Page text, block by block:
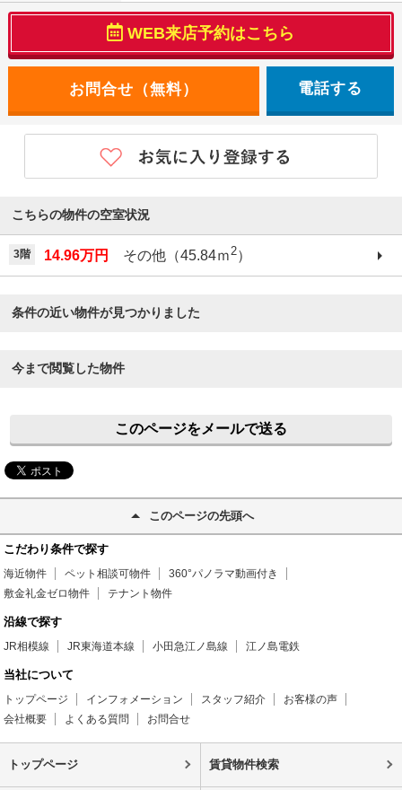
WEB来店予約はこちら
電話する
こちらの物件の空室状況
3階 14.96万円 その他（45.84ｍ2）
条件の近い物件が見つかりました
今まで閲覧した物件
このページをメールで送る
このページの先頭へ
こだわり条件で探す
海近物件 ペット相談可物件
360°パノラマ動画付き
敷金礼金ゼロ物件
テナント物件
沿線で探す
JR相模線 JR東海道本線 小田急江ノ島線 江ノ島電鉄
当社について
トップページ インフォメーション スタッフ紹介
お客様の声
会社概要
よくある質問 お問合せ
トップページ 賃貸物件検索